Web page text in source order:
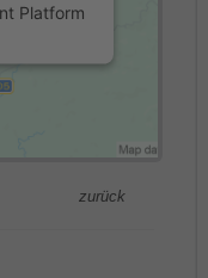
Platform
zurück